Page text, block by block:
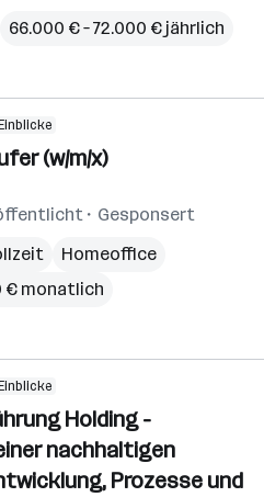
66.000 € – 72.000 € jährlich
Einblicke
(w/m/x)
Gesponsert
Homeoffice
€ monatlich
Einblicke
Holding -
nachhaltigen
Prozesse und